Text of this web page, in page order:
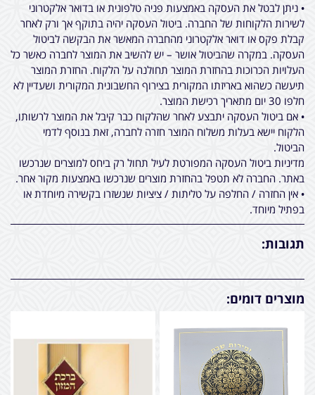
• ניתן לבטל את העסקה באמצעות פניה טלפונית או בדואר אלקטרוני
לשירות הלקוחות של החברה. ביטול העסקה יהיה בתוקף אך ורק לאחר
קבלת פקס או דואר אלקטרוני מהחברה המאשר את הבקשה לביטול
העסקה. במקרה שהביטול אושר – יש להשיב את המוצר לחברה כאשר כל
העלויות הכרוכות בהחזרת המוצר תחולנה על הלקוח. החזרת המוצר
תיעשה כשהוא באריזתו המקורית בצירוף החשבונית המקורית ושעדיין לא
חלפו 30 יום מתאריך רכישת המוצר.
• אם ביטול העסקה יתבצע לאחר שהלקוח כבר קיבל את המוצר לרשותו,
הלקוח יישא בעלות משלוח המוצר חזרה לחברה, זאת בנוסף לדמי
הביטול.
מדיניות ביטול העסקה המפורטת לעיל תחול רק ביחס למוצרים שנרכשו
באתר. החברה לא תטפל בהחזרת מוצרים שנרכשו באמצעות מקור אחר.
• אין החזרה / החלפה על טליתות / ציציות שנשזרו בקשירה מיוחדת או
בפתיל מיוחד.
תגובות:
מוצרים דומים: